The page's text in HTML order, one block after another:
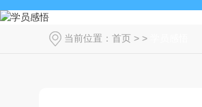
当前位置： 首页 > >